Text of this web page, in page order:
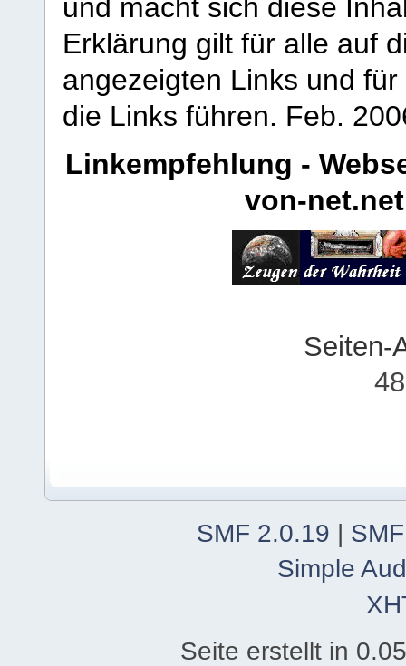
und macht sich diese
Erklärung gilt für alle auf
angezeigten Links und
die Links führen. Feb.
Linkempfehlung -
von-net.net
Seiten-
SMF 2.0.19 |
Simple
Seite erstellt in